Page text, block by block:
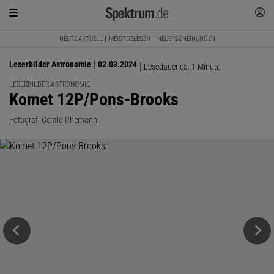
HEUTE AKTUELL MEISTGELESEN NEUERSCHEINUNGEN
Leserbilder Astronomie 02.03.2024 Lesedauer ca. 1 Minute
LESERBILDER ASTRONOMIE
:
Komet 12P/Pons-Brooks
Fotograf: Gerald Rhemann